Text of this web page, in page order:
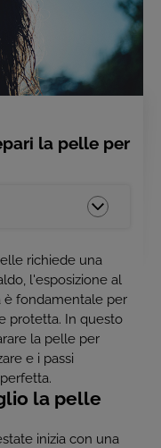
la pelle per
richiede una
l'esposizione al
è fondamentale per
protetta. In questo
la pelle per
e i passi
la pelle
inizia con una